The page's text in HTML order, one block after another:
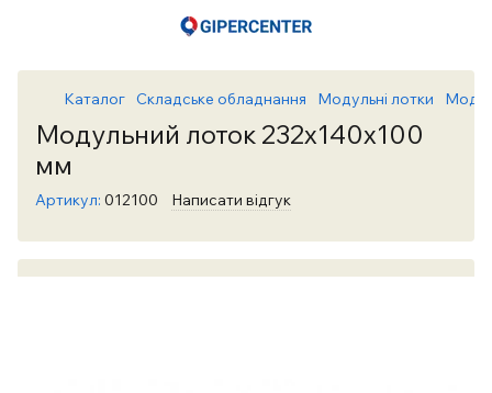
Каталог Складське обладнання Модульні лотки
Модульний лоток 232х140х100
мм
Артикул: 012100 Написати відгук